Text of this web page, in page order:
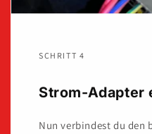
SCHRITT 4
Strom-Adapter
Nun verbindest du den